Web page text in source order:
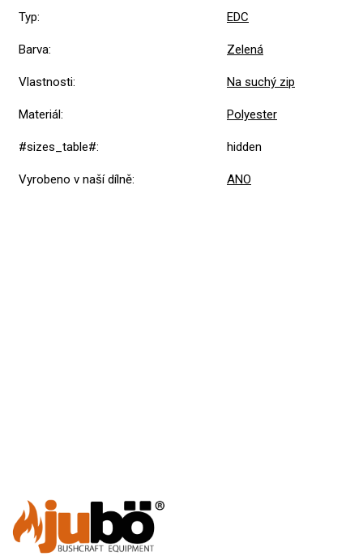
Typ: EDC
Barva: Zelená
Vlastnosti: Na suchý zip
Materiál: Polyester
#sizes_table#: hidden
Vyrobeno v naší dílně: ANO